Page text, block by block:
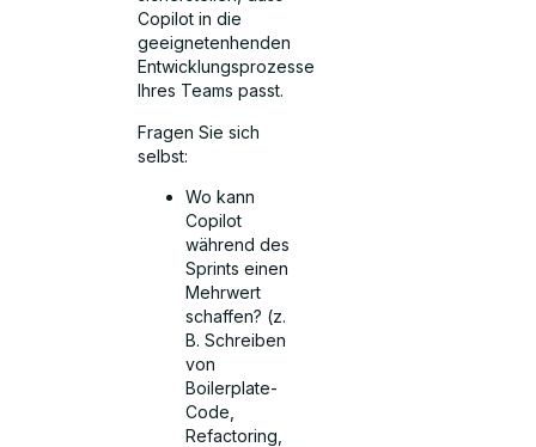
Copilot in die
geeignetenhenden
Entwicklungsprozesse
Ihres Teams passt.
Fragen Sie sich
selbst:
Wo kann
Copilot
während des
Sprints einen
Mehrwert
schaffen? (z.
B. Schreiben
von
Boilerplate-
Code,
Refactoring,